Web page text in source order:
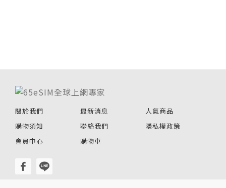
關於我們 最新消息
人氣商品
購物須知
聯絡我們
隱私權政策
會員中心
購物車